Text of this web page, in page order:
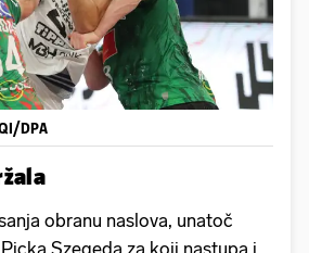
DPA
obranu naslova, unatoč